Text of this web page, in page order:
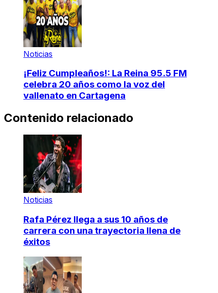
Noticias
¡Feliz Cumpleaños!: La Reina 95.5 FM
celebra 20 años como la voz del
vallenato en Cartagena
Contenido relacionado
Noticias
Rafa Pérez llega a sus 10 años de
carrera con una trayectoria llena de
éxitos